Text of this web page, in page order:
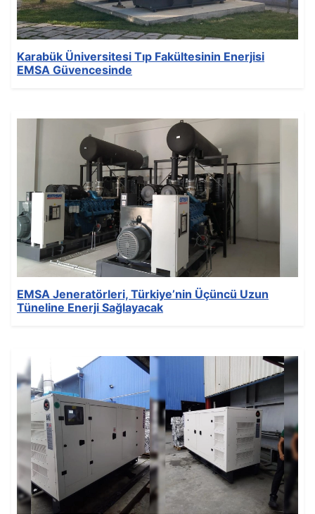
Karabük Üniversitesi Tıp Fakültesinin Enerjisi
EMSA Güvencesinde
News
Yayınlandı: 09 Aralık 2021
Oluşturuldu: 09 Aralık 2021
Son Güncelleme: 09 Aralık 2021
Görüntüleme: 160
EMSA Jeneratörleri, Türkiye’nin Üçüncü Uzun
Tüneline Enerji Sağlayacak
Kategori:News
Yayınlandı: 02 Aralık 2021
Oluşturuldu: 02 Aralık 2021
Son Güncelleme: 02 Aralık 2021
Görüntüleme: 157